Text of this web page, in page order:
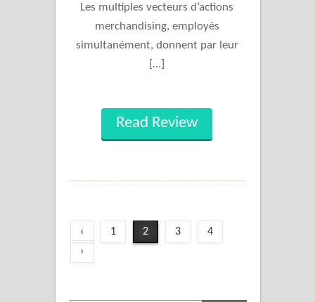
Les multiples vecteurs d’actions
merchandising, employés
simultanément, donnent par leur
[…]
Read Review
‹ 1 2 3
4
›